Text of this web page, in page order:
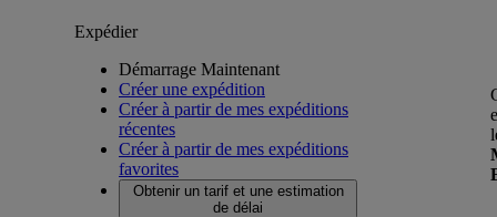
Expédier
Démarrage Maintenant
Créer une expédition
Créer à partir de mes expéditions
récentes
Créer à partir de mes expéditions
favorites
Obtenir un tarif et une estimation
de délai